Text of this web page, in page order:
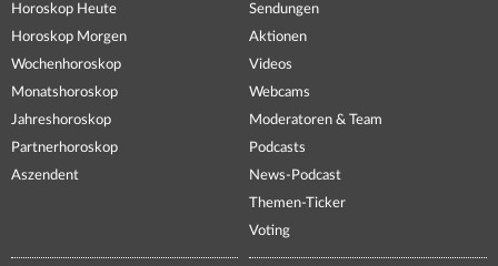
Horoskop Heute
Horoskop Morgen
Wochenhoroskop
Monatshoroskop
Jahreshoroskop
Partnerhoroskop
Aszendent
Sendungen
Aktionen
Videos
Webcams
Moderatoren & Team
Podcasts
News-Podcast
Themen-Ticker
Voting